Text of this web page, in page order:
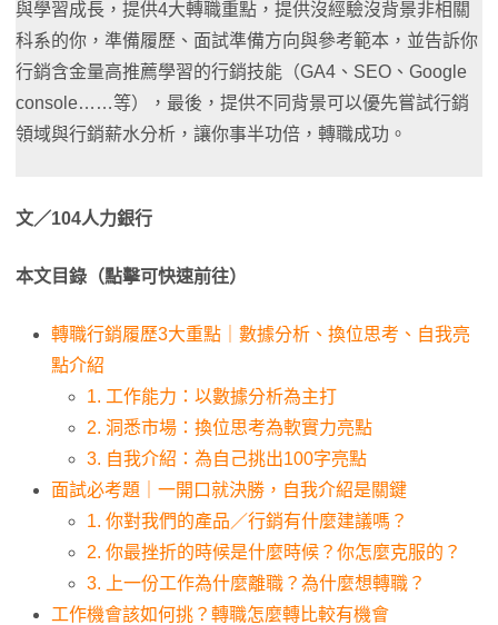
與學習成長，提供4大轉職重點，提供沒經驗沒背景非相關
科系的你，準備履歷、面試準備方向與參考範本，並告訴你
行銷含金量高推薦學習的行銷技能（GA4、SEO、Google
console……等），最後，提供不同背景可以優先嘗試行銷
領域與行銷薪水分析，讓你事半功倍，轉職成功。
文／104人力銀行
本文目錄（點擊可快速前往）
轉職行銷履歷3大重點｜數據分析、換位思考、自我亮
點介紹
1. 工作能力：以數據分析為主打
2. 洞悉市場：換位思考為軟實力亮點
3. 自我介紹：為自己挑出100字亮點
面試必考題｜一開口就決勝，自我介紹是關鍵
1. 你對我們的產品／行銷有什麼建議嗎？
2. 你最挫折的時候是什麼時候？你怎麼克服的？
3. 上一份工作為什麼離職？為什麼想轉職？
工作機會該如何挑？轉職怎麼轉比較有機會